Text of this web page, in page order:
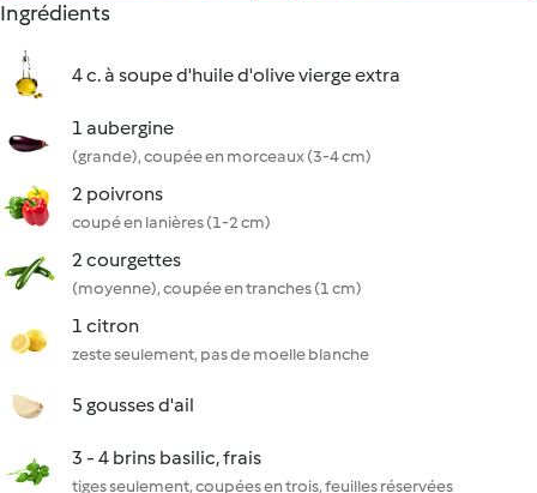
Ingrédients
4 c. à soupe d'huile d'olive vierge extra
1 aubergine
(grande), coupée en morceaux (3-4 cm)
2 poivrons
coupé en lanières (1-2 cm)
2 courgettes
(moyenne), coupée en tranches (1 cm)
1 citron
zeste seulement, pas de moelle blanche
5 gousses d'ail
3 - 4 brins basilic, frais
tiges seulement, coupées en trois, feuilles réservées